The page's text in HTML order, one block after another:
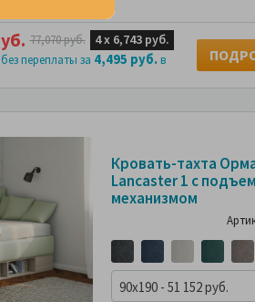
77,070 руб. 4 х 6,743 руб.
переплаты за 4,495 руб.в
СМОТРИТЕ
ФОТО
ПОКУПАТЕЛЕЙ
Кровать-тахта
Lancaster 1 с
механизмом
90x190 - 51 152 руб.